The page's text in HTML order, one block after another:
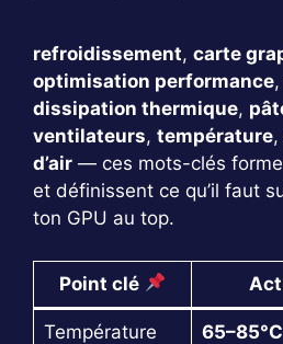
refroidissement, carte
optimisation performance,
dissipation thermique,
ventilateurs, température,
d’air — ces mots-clés
et définissent ce qu’il faut
ton GPU au top.
Point clé
Température
65–85°C